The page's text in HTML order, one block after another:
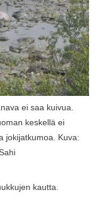
ei saa kuivua.
keskellä ei
jokijatkumoa. Kuva:
kautta.